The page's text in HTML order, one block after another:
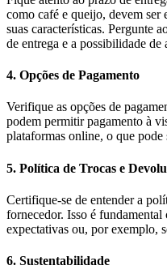
como café e queijo, devem ser
suas características. Pergunte
de entrega e a possibilidade de
4. Opções de Pagamento
Verifique as opções de
podem permitir pagamento à
plataformas online, o que pode
5. Política de Trocas e
Certifique-se de entender a
fornecedor. Isso é fundamental
expectativas ou, por exemplo,
6. Sustentabilidade